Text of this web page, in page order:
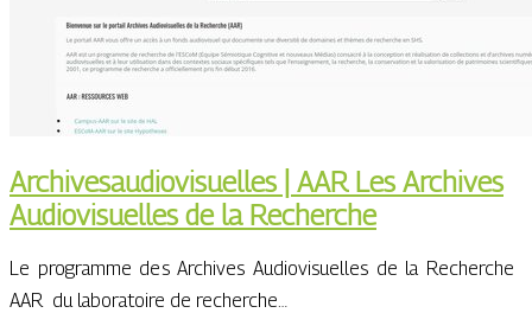
Archivesaudiovisuelles | AAR Les Archives
Audiovi­suel­les de la Recherche
Le programme des Archives Audiovisuelles de la Recherche 
AAR  du laboratoire de recherche…